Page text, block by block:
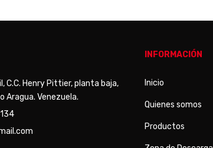
C.C. Henry Pittier, planta baja,
Aragua. Venezuela.
INFORMACIÓN
Inicio
Quienes somos
Productos